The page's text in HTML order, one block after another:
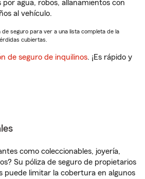
agua, robos, allanamientos con
al vehículo.
de seguro para ver a una lista completa de la
cubiertas.
de seguro de inquilinos. ¡Es rápido y
como coleccionables, joyería,
Su póliza de seguro de propietarios
puede limitar la cobertura en algunos